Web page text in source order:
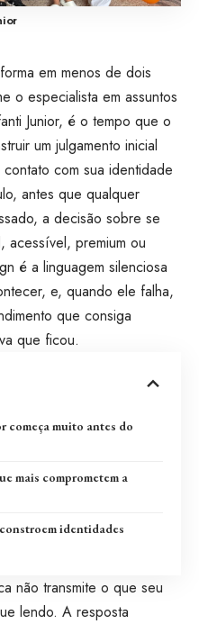
em menos de dois
o especialista em assuntos
Junior, é o tempo que o
um julgamento inicial
com sua identidade
antes que qualquer
a decisão sobre se
acessível, premium ou
é a linguagem silenciosa
e, quando ele falha,
que consiga
que ficou.
começa muito antes do
mais comprometem a
identidades
não transmite o que seu
lendo. A resposta